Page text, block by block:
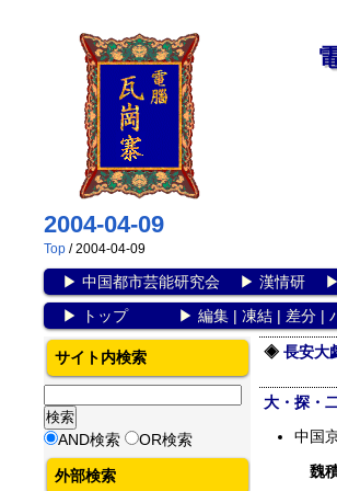
2004-04-09
Top/ 2004-04-09
▶ 中国都市芸能研究会▶ 漢情研▶
▶
トップ▶ 編集| 凍結| 差分|
長安大
大・探・
中国
魏
サイト内検索
AND検索 OR検索
外部検索